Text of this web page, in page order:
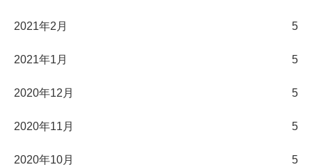
2021年2月 5
2021年1月 5
2020年12月 5
2020年11月 5
2020年10月 5